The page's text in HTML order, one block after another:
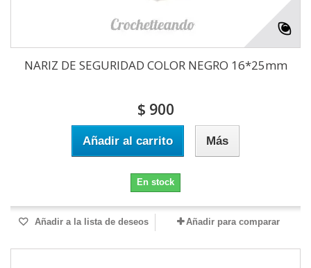
NARIZ DE SEGURIDAD COLOR NEGRO 16*25mm
$ 900
Añadir al carrito Más
En stock
Añadir a la lista de deseos Añadir para comparar